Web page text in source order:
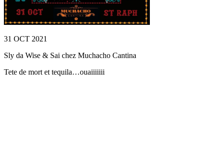
31 OCT 2021
Sly da Wise & Sai chez Muchacho Cantina
Tete de mort et tequila…ouaiiiiiii